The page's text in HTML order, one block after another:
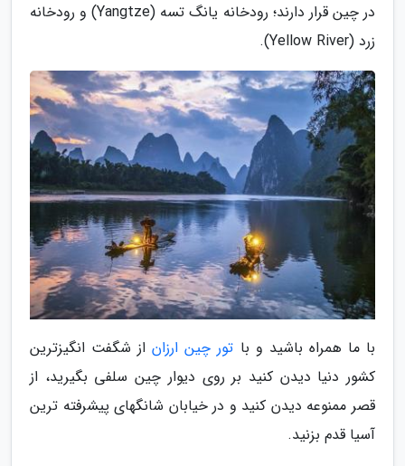
در چین قرار دارند؛ رودخانه یانگ تسه (Yangtze) و رودخانه
زرد (Yellow River).
با ما همراه باشید و با تور چین ارزاناز شگفت انگیزترین
کشور دنیا دیدن کنید بر روی دیوار چین سلفی بگیرید، از
قصر ممنوعه دیدن کنید و در خیابان شانگهای پیشرفته ترین
آسیا قدم بزنید.